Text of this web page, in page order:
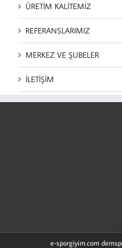
ÜRETİM KALİTEMİZ
REFERANSLARIMIZ
MERKEZ VE ŞUBELER
İLETİŞİM
e-sporgiyim.com